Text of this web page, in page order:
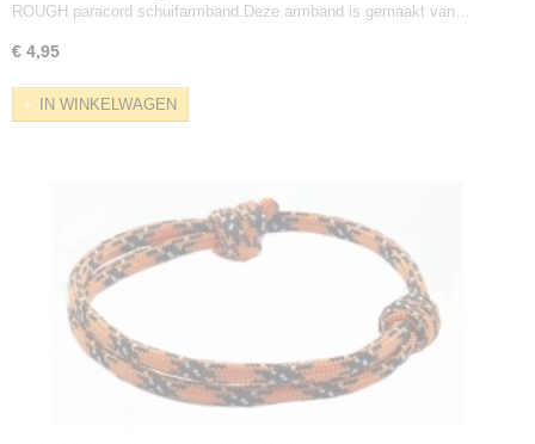
ROUGH paracord schuifarmband.Deze armband is gemaakt van…
€ 4,95
IN WINKELWAGEN